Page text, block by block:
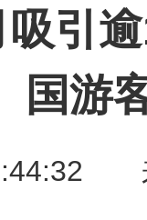
引
国游